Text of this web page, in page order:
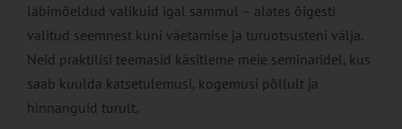
läbimõeldud valikuid igal sammul – alates õigesti
valitud seemnest kuni väetamise ja turuotsusteni välja.
Neid praktilisi teemasid käsitleme meie seminaridel, kus
saab kuulda katsetulemusi, kogemusi põllult ja
hinnanguid turult.